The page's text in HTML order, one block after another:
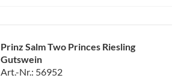
Prinz Salm Two Princes Riesling
Gutswein
Art.-Nr.: 56952